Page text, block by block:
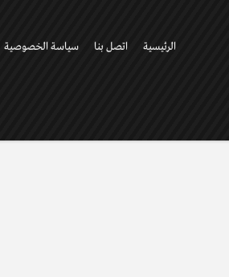
الرئيسية اتصل بنا سياسة الخصوصية